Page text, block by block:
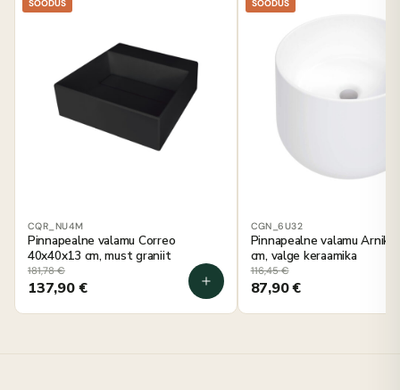
SOODUS
CQR_NU4M
Pinnapealne valamu Correo
40x40x13 cm, must graniit
181,78€
137,90€
SOODUS
CGN_6U32
Pinnapealne valamu Arnika
cm, valge keraamika
116,45€
87,90€